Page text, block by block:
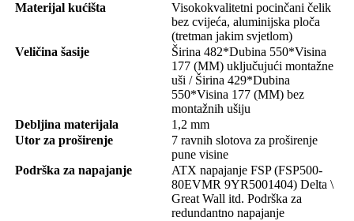
Materijal kućišta
Visokokvalitetni pocinčani čelik
bez cvijeća, aluminijska ploča
(tretman jakim svjetlom)
Veličina šasije
Širina 482*Dubina 550*Visina
177 (MM) uključujući montažne
uši / Širina 429*Dubina
550*Visina 177 (MM) bez
montažnih ušiju
Debljina materijala
1,2 mm
Utor za proširenje
7 ravnih slotova za proširenje
pune visine
Podrška za napajanje
ATX napajanje FSP (FSP500-
80EVMR 9YR5001404) Delta \
Great Wall itd. Podrška za
redundantno napajanje